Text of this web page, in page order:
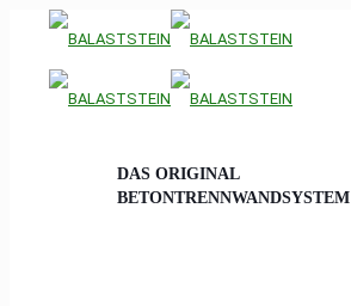
DAS ORIGINAL
BETONTRENNWANDSYSTEM